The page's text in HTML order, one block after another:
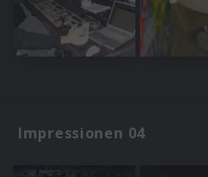
Impressionen 04